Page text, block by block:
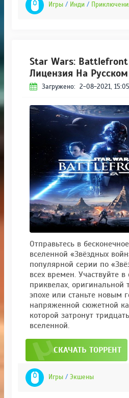
Игры / Инди /
Star Wars: Battlefront
Лицензия На Русском
Загружено: 2-08-2021, 15:05
Отправьтесь в
вселенной «Звёздных
популярной серии по
всех времен. Участвуйте в
приквелах, оригинальной
эпохе или станьте новым
напряженной сюжетной
которой затронут
вселенной.
СКАЧАТЬ ТОРРЕНТ
Игры / Экшены